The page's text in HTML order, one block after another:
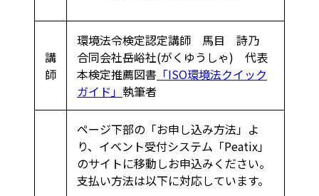
講
師
環境法令検定認定講師 馬目 詩乃
合同会社岳峪社(がくゆうしゃ) 代表
本検定推薦図書 「ISO環境法クイック
ガイド」 執筆者
ページ下部の「お申し込み方法」よ
り、イベント受付システム「Peatix」
のサイトに移動しお申込みください。
支払い方法は以下に対応しています。